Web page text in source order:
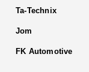
Ta-Technix
Jom
FK Automotive